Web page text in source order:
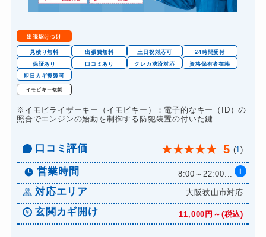
出張駆けつけ
見積り無料 出張費無料 土日祝対応可
24時間受付
保証あり
口コミあり クレカ決済対応
資格保有者在籍
即日カギ複製可
イモビキー複製
※イモビライザーキー（イモビキー）：電子的なキー（ID）の
照合でエンジンの始動を制御する防犯装置の付いた鍵
口コミ評価 ★★★★★ 5 (1)
営業時間 8:00～22:00... i
対応エリア 大阪狭山市対応
玄関カギ開け 11,000円～(税込)